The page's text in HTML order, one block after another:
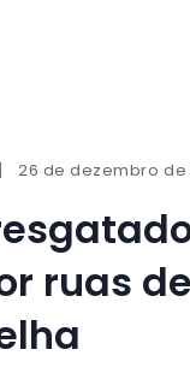
26 de dezembro de
ruas